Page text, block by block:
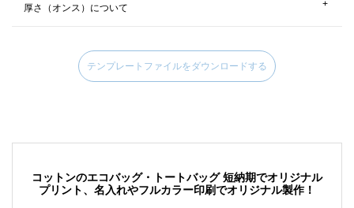
厚さ（オンス）について
テンプレートファイルをダウンロードする
コットンのエコバッグ・トートバッグ 短納期でオリジナル
プリント、名入れやフルカラー印刷でオリジナル製作！